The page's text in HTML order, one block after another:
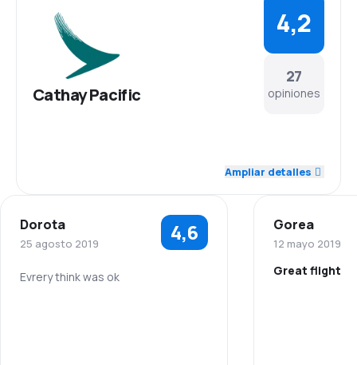
Cathay Pacific
27
opiniones
4,2
Red de conexiones 4,3
Precio del billete 3,9
Ampliar detalles
Dorota
25 agosto 2019 4,6
Evrery think was ok
Gorea
12 mayo 2019
Great flight